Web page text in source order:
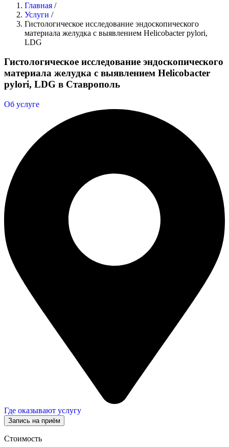
Главная /
Услуги /
Гистологическое исследование эндоскопического
материала желудка с выявлением Helicobacter pylori,
LDG
Гистологическое исследование эндоскопического
материала желудка с выявлением Helicobacter
pylori, LDG в Ставрополь
Об услуге
Где оказывают услугу
Запись на приём
Стоимость